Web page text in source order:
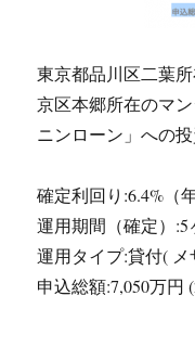
東京都品川区二葉
京区本郷所在のマ
ニンローン」への投
確定利回り:6.4%（
運用期間（確定）:5
運用タイプ:貸付(
申込総額:7,050万円